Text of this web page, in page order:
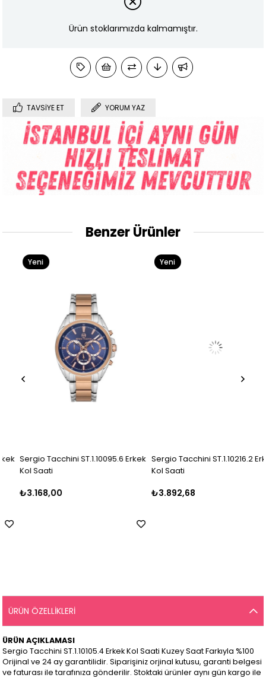
Ürün stoklarımızda kalmamıştır.
TAVSIYE ET YORUM YAZ
Benzer Ürünler
Sergio Tacchini ST.1.10095.6 Erkek
Kol Saati
₺3.168,00
Yeni
Sergio Tacchini ST.1.10216.2 Erkek
Kol Saati
₺3.892,68
Yeni
ÜRÜN ÖZELLIKLERI
ÜRÜN AÇIKLAMASI
Sergio Tacchini ST.1.10105.4 Erkek Kol Saati Kuzey Saat Farkıyla %100
Orijinal ve 24 ay garantilidir. Siparişiniz orjinal kutusu, garanti belgesi
ve faturası ile tarafınıza gönderilir. Stoktaki ürünler aynı gün kargo ile